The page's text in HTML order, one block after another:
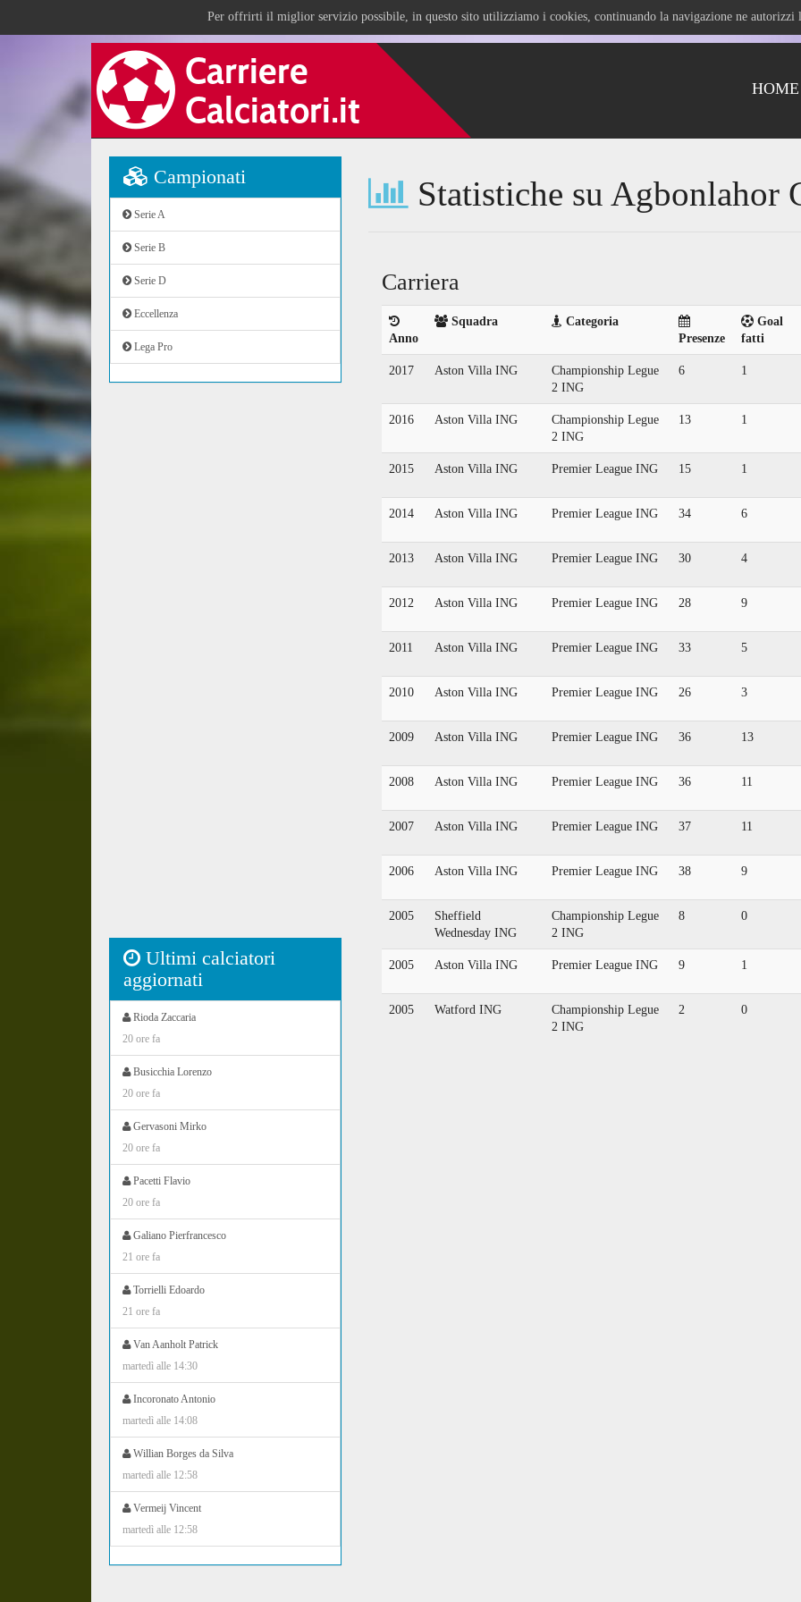
Per offrirti il miglior servizio possibile, in questo sito utilizziamo i cookies, continuando la navigazione ne
HOME
Campionati
Serie A
Serie B
Serie D
Eccellenza
Lega Pro
Ultimi calciatori
aggiornati
Rioda Zaccaria
20 ore fa
Busicchia Lorenzo
20 ore fa
Gervasoni Mirko
20 ore fa
Pacetti Flavio
20 ore fa
Galiano Pierfrancesco
21 ore fa
Torrielli Edoardo
21 ore fa
Van Aanholt Patrick
martedì alle 14:30
Incoronato Antonio
martedì alle 14:08
Willian Borges da Silva
martedì alle 12:58
Vermeij Vincent
martedì alle 12:58
Statistiche su Agbonlahor
Carriera
Anno
Squadra
Categoria
Presenze
Goal
fatti
2017 Aston Villa ING
Championship Legue
2 ING
6 1
2016 Aston Villa ING
Championship Legue
2 ING
13 1
2015 Aston Villa ING Premier League ING 15 1
2014 Aston Villa ING Premier League ING 34 6
2013 Aston Villa ING Premier League ING 30 4
2012 Aston Villa ING Premier League ING 28 9
2011 Aston Villa ING Premier League ING 33 5
2010 Aston Villa ING Premier League ING 26 3
2009 Aston Villa ING Premier League ING 36 13
2008 Aston Villa ING Premier League ING 36 11
2007 Aston Villa ING Premier League ING 37 11
2006 Aston Villa ING Premier League ING 38 9
2005
Sheffield
Wednesday ING
Championship Legue
2 ING
8 0
2005 Aston Villa ING Premier League ING 9 1
2005 Watford ING
Championship Legue
2 ING
2 0